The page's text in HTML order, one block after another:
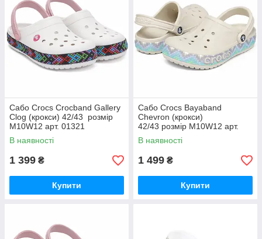
Сабо Crocs Crocband Gallery
Clog (крокси) 42/43 розмір
M10W12 арт. 01321
В наявності
1 399 ₴
Купити
Сабо Crocs Bayaband
Chevron (крокси)
42/43 розмір M10W12 арт.
9221394
В наявності
1 499 ₴
Купити